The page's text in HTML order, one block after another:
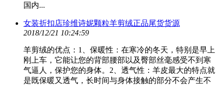
国内...
女装折扣店珍维诗妮颗粒羊剪绒正品尾货货源
2018/12/21 10:24:59
羊剪绒的优点：1、保暖性：在寒冷的冬天，特别是早上
刚上车，它能让您的背部腰部以及臀部丝毫感受不到寒
气逼人，保护您的身体。2、透气性：羊皮最大的特点就
是既保暖又透气，长时间与身体接触的部分不会产生不